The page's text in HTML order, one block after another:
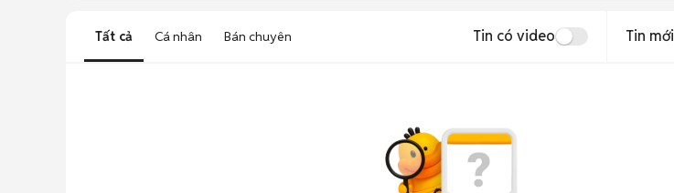
Tất cả Cá nhân Bán chuyên Tin có video Tin